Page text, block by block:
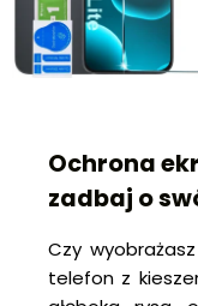
Ochrona
zadbaj o
Czy
telefon z